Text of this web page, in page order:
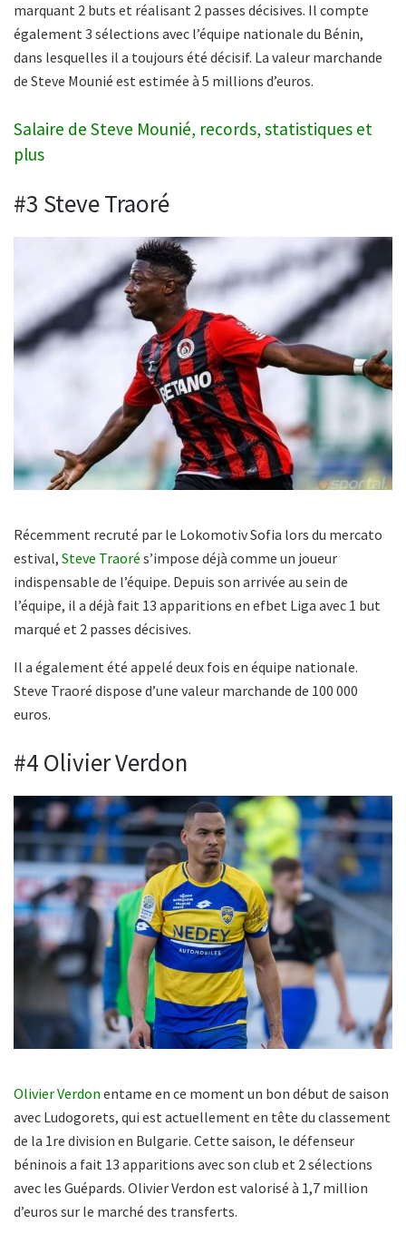
marquant 2 buts et réalisant 2 passes décisives. Il compte
également 3 sélections avec l’équipe nationale du Bénin,
dans lesquelles il a toujours été décisif. La valeur marchande
de Steve Mounié est estimée à 5 millions d’euros.
Salaire de Steve Mounié, records, statistiques et
plus
#3 Steve Traoré
Récemment recruté par le Lokomotiv Sofia lors du mercato
estival, Steve Traoré s’impose déjà comme un joueur
indispensable de l’équipe. Depuis son arrivée au sein de
l’équipe, il a déjà fait 13 apparitions en efbet Liga avec 1 but
marqué et 2 passes décisives.
Il a également été appelé deux fois en équipe nationale.
Steve Traoré dispose d’une valeur marchande de 100 000
euros.
#4 Olivier Verdon
Olivier Verdon entame en ce moment un bon début de saison
avec Ludogorets, qui est actuellement en tête du classement
de la 1re division en Bulgarie. Cette saison, le défenseur
béninois a fait 13 apparitions avec son club et 2 sélections
avec les Guépards. Olivier Verdon est valorisé à 1,7 million
d’euros sur le marché des transferts.